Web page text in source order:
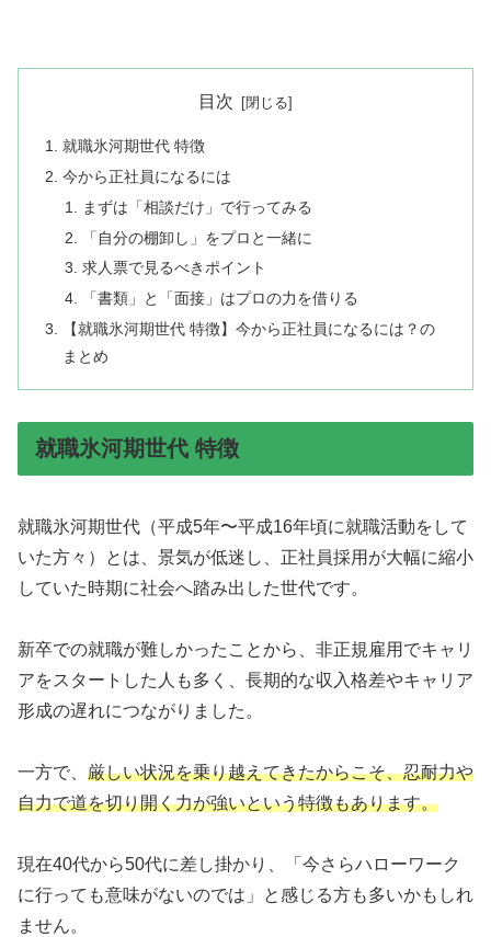
目次
就職氷河期世代 特徴
今から正社員になるには
まずは「相談だけ」で行ってみる
「自分の棚卸し」をプロと一緒に
求人票で見るべきポイント
「書類」と「面接」はプロの力を借りる
【就職氷河期世代 特徴】今から正社員になるには？の
まとめ
就職氷河期世代 特徴
就職氷河期世代（平成5年〜平成16年頃に就職活動をして
いた方々）とは、景気が低迷し、正社員採用が大幅に縮小
していた時期に社会へ踏み出した世代です。
新卒での就職が難しかったことから、非正規雇用でキャリ
アをスタートした人も多く、長期的な収入格差やキャリア
形成の遅れにつながりました。
一方で、 厳しい状況を乗り越えてきたからこそ、忍耐力や
自力で道を切り開く力が強いという特徴もあります。
現在40代から50代に差し掛かり、「今さらハローワーク
に行っても意味がないのでは」と感じる方も多いかもしれ
ません。